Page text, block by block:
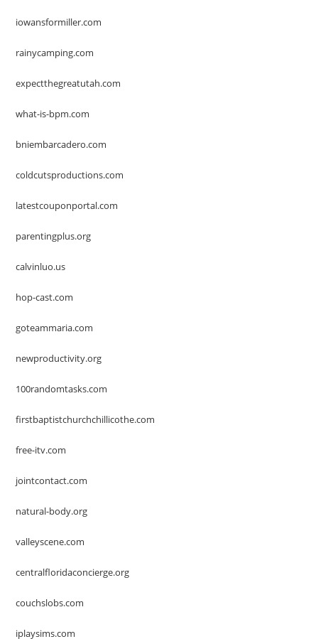
iowansformiller.com
rainycamping.com
expectthegreatutah.com
what-is-bpm.com
bniembarcadero.com
coldcutsproductions.com
latestcouponportal.com
parentingplus.org
calvinluo.us
hop-cast.com
goteammaria.com
newproductivity.org
100randomtasks.com
firstbaptistchurchchillicothe.com
free-itv.com
jointcontact.com
natural-body.org
valleyscene.com
centralfloridaconcierge.org
couchslobs.com
iplaysims.com